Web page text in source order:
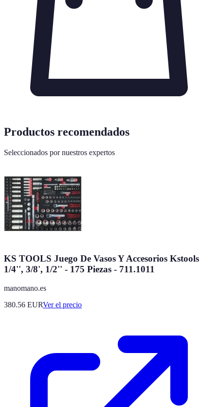
Productos recomendados
Seleccionados por nuestros expertos
KS TOOLS Juego De Vasos Y Accesorios Kstools
1/4'', 3/8', 1/2'' - 175 Piezas - 711.1011
manomano.es
380.56 EURVer el precio